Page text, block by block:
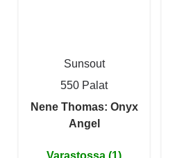
Sunsout
550 Palat
Nene Thomas: Onyx
Angel
Varastossa (1)